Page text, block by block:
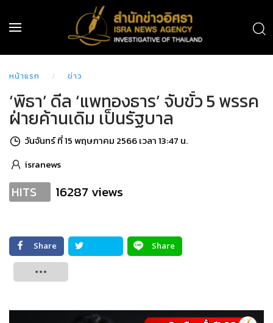
หน้าแรก ข่าว
‘พิธา’ ดีล ‘แพทองธาร’ จับขั้ว 5 พรรค
ฝ่ายค้านเดิม เป็นรัฐบาล
วันจันทร์ ที่ 15 พฤษภาคม 2566 เวลา 13:47 น.
isranews
HITS 16287 views
Share
Share